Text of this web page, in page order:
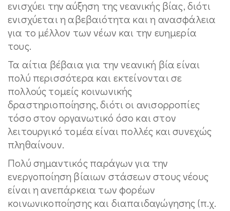
ενισχύει την αύξηση της νεανικής βίας, διότι
ενισχύεται η αβεβαιότητα και η ανασφάλεια
για το μέλλον των νέων και την ευημερία
τους.
Τα αίτια βέβαια για την νεανική βία είναι
πολύ περισσότερα και εκτείνονται σε
πολλούς τομείς κοινωνικής
δραστηριοποίησης, διότι οι ανισορροπίες
τόσο στον οργανωτικό όσο και στον
λειτουργικό τομέα είναι πολλές και συνεχώς
πληθαίνουν.
Πολύ σημαντικός παράγων για την
ενεργοποίηση βίαιων στάσεων στους νέους
είναι η ανεπάρκεια των φορέων
κοινωνικοποίησης και διαπαιδαγώγησης (π.χ.